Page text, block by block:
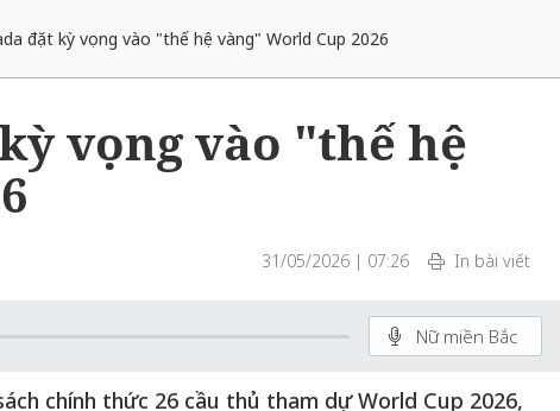
đặt kỳ vọng vào "thế hệ vàng" World Cup 2026
vọng vào "thế hệ
31/05/2026 | 07:26 In bài viết
Nữ miền Bắc
chính thức 26 cầu thủ tham dự World Cup 2026,